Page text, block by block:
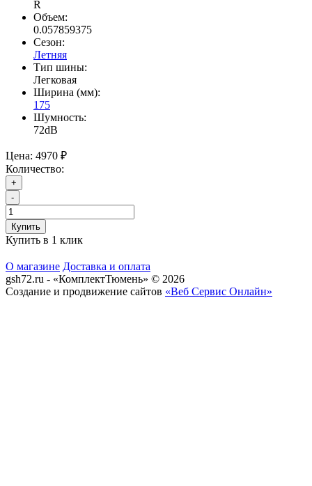
R
Объем:
0.057859375
Сезон:
Летняя
Тип шины:
Легковая
Ширина (мм):
175
Шумность:
72dB
Цена: 4970 ₽
Количество:
+
-
Купить
Купить в 1 клик
О магазине Доставка и оплата
gsh72.ru - «КомплектТюмень» © 2026
Создание и продвижение сайтов «Веб Сервис Онлайн»